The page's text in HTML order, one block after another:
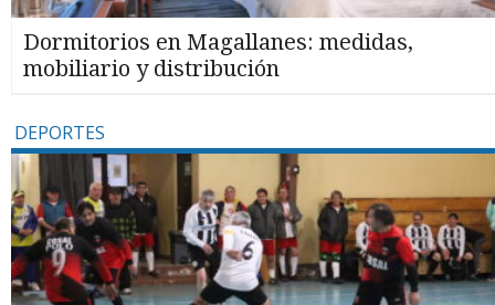
Dormitorios en Magallanes: medidas,
mobiliario y distribución
DEPORTES